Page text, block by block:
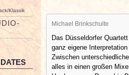
Klassik
Michael Brinkschulte
Das Düsseldorfer
ganz eigene
Zwischen
alles in einen großen